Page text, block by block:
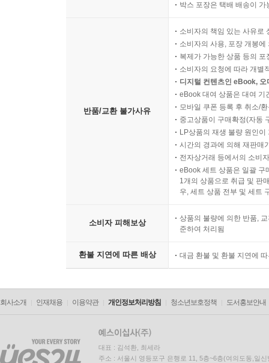
박스 포장은 택배 배송이
반품/교환 불가사유
소비자의 책임 있는 사유로
소비자의 사용, 포장 개봉
복제가 가능한 상품 등의
소비자의 요청에 따라 개별
디지털 컨텐츠인 eBook,
eBook 대여 상품은 대여 기
모바일 쿠폰 등록 후 취소/
중고상품이 구매확정(자동
LP상품의 재생 불량 원인
시간의 경과에 의해 재판매
전자상거래 등에서의 소비
eBook 세트 상품은 일괄 구
1개의 상품으로 취급 및 판
우, 세트 상품 전부 및 세트
소비자 피해보상
상품의 불량에 의한 반품,
준하여 처리됨
환불 지연에 따른 배상 대금 환불 및 환불 지연에
회사소개 인재채용 이용약관 개인정보처리방침 청소년보호정책 도서홍보안내
대표 : 김석환, 최세라
주소 : 서울시 영등포구 은행로 11, 5층~6층(여의도동,일신